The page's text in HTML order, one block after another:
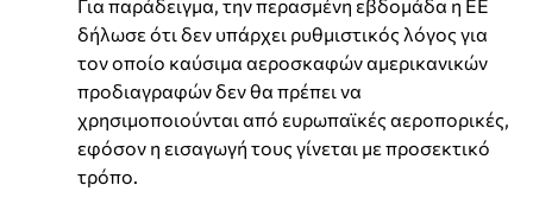
Για παράδειγμα, την περασμένη εβδομάδα η ΕΕ
δήλωσε ότι δεν υπάρχει ρυθμιστικός λόγος για
τον οποίο καύσιμα αεροσκαφών αμερικανικών
προδιαγραφών δεν θα πρέπει να
χρησιμοποιούνται από ευρωπαϊκές αεροπορικές,
εφόσον η εισαγωγή τους γίνεται με προσεκτικό
τρόπο.